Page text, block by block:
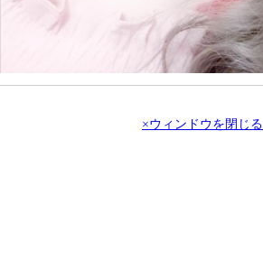
×ウィンドウを閉じる